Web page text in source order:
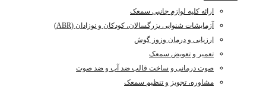
ارائه کلیه لوازم جانبی سمعک
آزمایشات شنوایی بزرگسالان، کودکان و نوزادان (ABR)
ارزیابی و درمان وزوز گوش
تعمیر و تعویض سمعک
صوت درمانی و ساخت قالب ضد آب و ضد صوت
مشاوره، تجویز و تنظیم سمعک